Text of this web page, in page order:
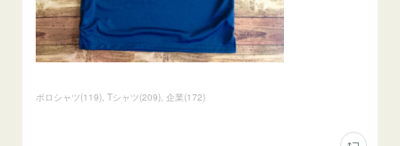
ポロシャツ(119) Tシャツ(209) 企業(172)